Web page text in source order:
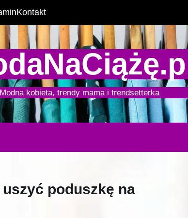
Kontakt
Modna kobieta, trendy mama i trendsetterka
poduszkę na